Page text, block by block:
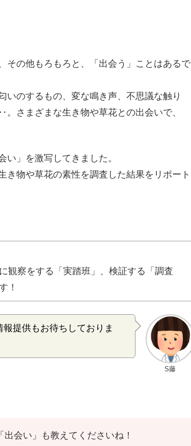
その他もろもろと、「出会う」ことはあるで
いのするもの、変な鳴き声、 不思議な触 り
さまざまな生き物や草花との出会いで、
い」を激写 してきました。
き物や草花の素性を調査した結果をリポート
観察をする「 実踏班」、 検証する「調査
！
S藤
報提供もお待ちしておりま
会い」も教えてくださいね！